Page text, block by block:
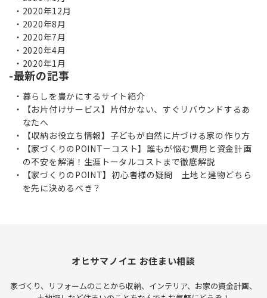
2020年12月
2020年8月
2020年7月
2020年4月
2020年1月
最新の記事
暮らしを豊かにするサイト紹介
【お片付けサービス】片付かない、すぐリバウンドするあ
なたへ
【収納お役立ち情報】子どもが自然に片づける家の作り方
【家づくりのPOINT－コスト】誰もが悩む費用と資金計画
の不安を解消！生涯トータルコストまで徹底解説
【家づくりのPOINT】初心者様の疑問 土地と建物どちら
を先に決めるべき？
オヒサマノイエ お住まい相談
家づくり、リフォームのことから収納、インテリア、お家の資金計画、